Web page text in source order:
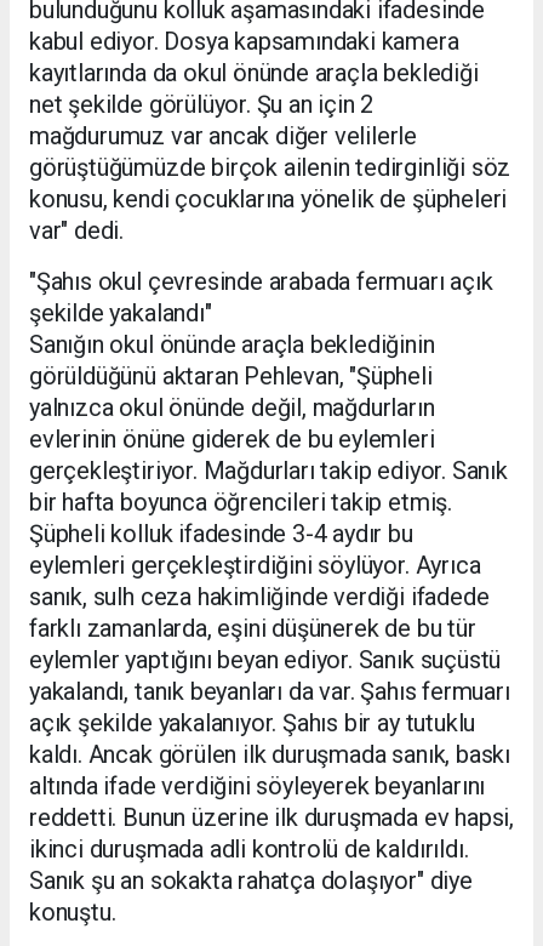
bulunduğunu kolluk aşamasındaki ifadesinde
kabul ediyor. Dosya kapsamındaki kamera
kayıtlarında da okul önünde araçla beklediği
net şekilde görülüyor. Şu an için 2
mağdurumuz var ancak diğer velilerle
görüştüğümüzde birçok ailenin tedirginliği söz
konusu, kendi çocuklarına yönelik de şüpheleri
var" dedi.
"Şahıs okul çevresinde arabada fermuarı açık
şekilde yakalandı"
Sanığın okul önünde araçla beklediğinin
görüldüğünü aktaran Pehlevan, "Şüpheli
yalnızca okul önünde değil, mağdurların
evlerinin önüne giderek de bu eylemleri
gerçekleştiriyor. Mağdurları takip ediyor. Sanık
bir hafta boyunca öğrencileri takip etmiş.
Şüpheli kolluk ifadesinde 3-4 aydır bu
eylemleri gerçekleştirdiğini söylüyor. Ayrıca
sanık, sulh ceza hakimliğinde verdiği ifadede
farklı zamanlarda, eşini düşünerek de bu tür
eylemler yaptığını beyan ediyor. Sanık suçüstü
yakalandı, tanık beyanları da var. Şahıs fermuarı
açık şekilde yakalanıyor. Şahıs bir ay tutuklu
kaldı. Ancak görülen ilk duruşmada sanık, baskı
altında ifade verdiğini söyleyerek beyanlarını
reddetti. Bunun üzerine ilk duruşmada ev hapsi,
ikinci duruşmada adli kontrolü de kaldırıldı.
Sanık şu an sokakta rahatça dolaşıyor" diye
konuştu.